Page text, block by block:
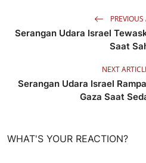
PREVIOUS
Serangan Udara Israel
Saat
NEXT
Serangan Udara Israel
Gaza Saat
WHAT'S YOUR REACTION?